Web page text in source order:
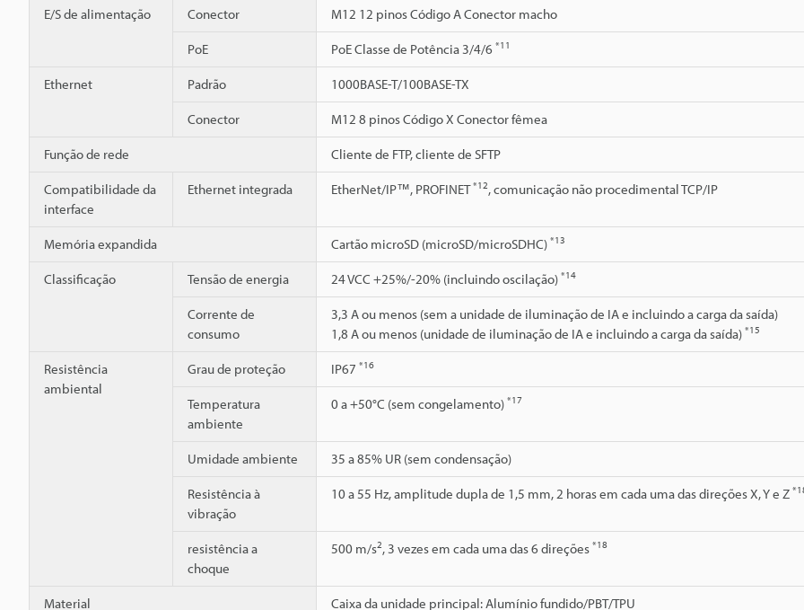
E/S de alimentação Conector M12 12 pinos Código A Conector macho
PoE PoE Classe de Potência 3/4/6 *11
Ethernet Padrão 1000BASE-T/100BASE-TX
Conector M12 8 pinos Código X Conector fêmea
Função de rede Cliente de FTP, cliente de SFTP
Compatibilidade da
interface
Ethernet integrada EtherNet/IP™, PROFINET*12, comunicação não procedimental TCP/IP
Memória expandida Cartão microSD (microSD/microSDHC) *13
Classificação Tensão de energia 24 VCC +25%/-20% (incluindo oscilação) *14
Corrente de
consumo
3,3 A ou menos (sem a unidade de iluminação de IA e incluindo a carga da saída)
1,8 A ou menos (unidade de iluminação de IA e incluindo a carga da saída) *15
Resistência
ambiental
Grau de proteção IP67 *16
Temperatura
ambiente
0 a +50°C (sem congelamento) *17
Umidade ambiente 35 a 85% UR (sem condensação)
Resistência à
vibração
10 a 55 Hz, amplitude dupla de 1,5 mm, 2 horas em cada uma das direções X, Y e Z
resistência a
choque
500 m/s2, 3 vezes em cada uma das 6 direções *18
Material Caixa da unidade principal: Alumínio fundido/PBT/TPU